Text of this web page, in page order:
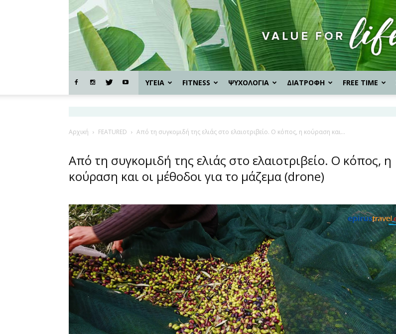
Life
ΥΓΕΙΑ FITNESS ΨΥΧΟΛΟΓΙΑ ΔΙΑΤΡΟΦΗ FREE TIME
Αρχική FEATURED Από τη συγκομιδή της ελιάς στο ελαιοτριβείο. Ο κόπος, η κούραση και...
Από τη συγκομιδή της ελιάς στο ελαιοτριβείο. Ο κόπος, η
κούραση και οι μέθοδοι για το μάζεμα (drone)